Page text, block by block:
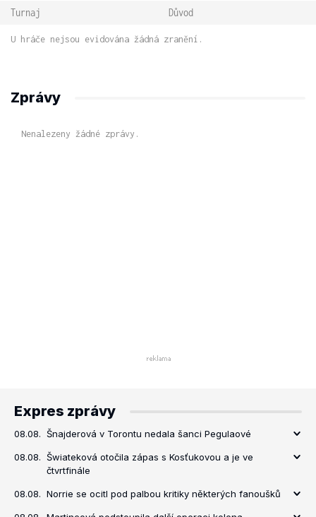
Turnaj Důvod
U hráče nejsou evidována žádná zranění.
Zprávy
Nenalezeny žádné zprávy.
Expres zprávy
08.08. Šnajderová v Torontu nedala šanci Pegulaové
08.08. Šwiateková otočila zápas s Kosťukovou a je ve
čtvrtfinále
08.08. Norrie se ocitl pod palbou kritiky některých fanoušků